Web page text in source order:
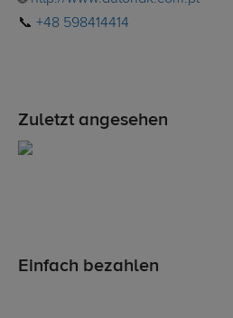
📞 +48 598414414
Zuletzt angesehen
Einfach bezahlen